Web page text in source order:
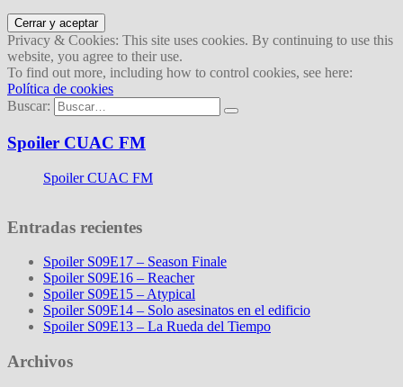
Privacy & Cookies: This site uses cookies. By continuing to use this
website, you agree to their use.
To find out more, including how to control cookies, see here:
Política de cookies
Buscar:
Spoiler CUAC FM
Spoiler CUAC FM
Entradas recientes
Spoiler S09E17 – Season Finale
Spoiler S09E16 – Reacher
Spoiler S09E15 – Atypical
Spoiler S09E14 – Solo asesinatos en el edificio
Spoiler S09E13 – La Rueda del Tiempo
Archivos